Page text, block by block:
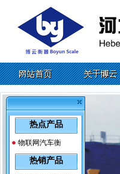
热点产品
物联网汽车衡
热销产品